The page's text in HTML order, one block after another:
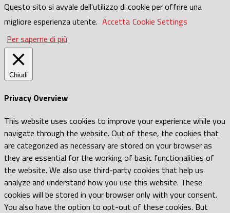
Questo sito si avvale dell'utilizzo di cookie per offrire una
migliore esperienza utente. Accetta Cookie Settings
Per saperne di più
Chiudi
Privacy Overview
This website uses cookies to improve your experience while you
navigate through the website. Out of these, the cookies that
are categorized as necessary are stored on your browser as
they are essential for the working of basic functionalities of
the website. We also use third-party cookies that help us
analyze and understand how you use this website. These
cookies will be stored in your browser only with your consent.
You also have the option to opt-out of these cookies. But